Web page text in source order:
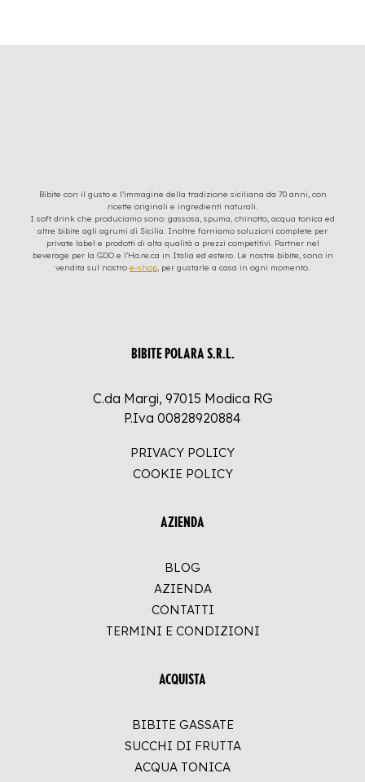
Bibite con il gusto e l’immagine della tradizione siciliana da 70 anni, con
ricette originali e ingredienti naturali.
I soft drink che produciamo sono: gassosa, spuma, chinotto, acqua tonica ed
altre bibite agli agrumi di Sicilia. Inoltre forniamo soluzioni complete per
private label e prodotti di alta qualità a prezzi competitivi. Partner nel
beverage per la GDO e l’Ho.re.ca in Italia ed estero. Le nostre bibite, sono in
vendita sul nostro e-shop, per gustarle a casa in ogni momento.
BIBITE POLARA S.R.L.
C.da Margi, 97015 Modica RG
P.Iva 00828920884
PRIVACY POLICY
COOKIE POLICY
AZIENDA
BLOG
AZIENDA
CONTATTI
TERMINI E CONDIZIONI
ACQUISTA
BIBITE GASSATE
SUCCHI DI FRUTTA
ACQUA TONICA